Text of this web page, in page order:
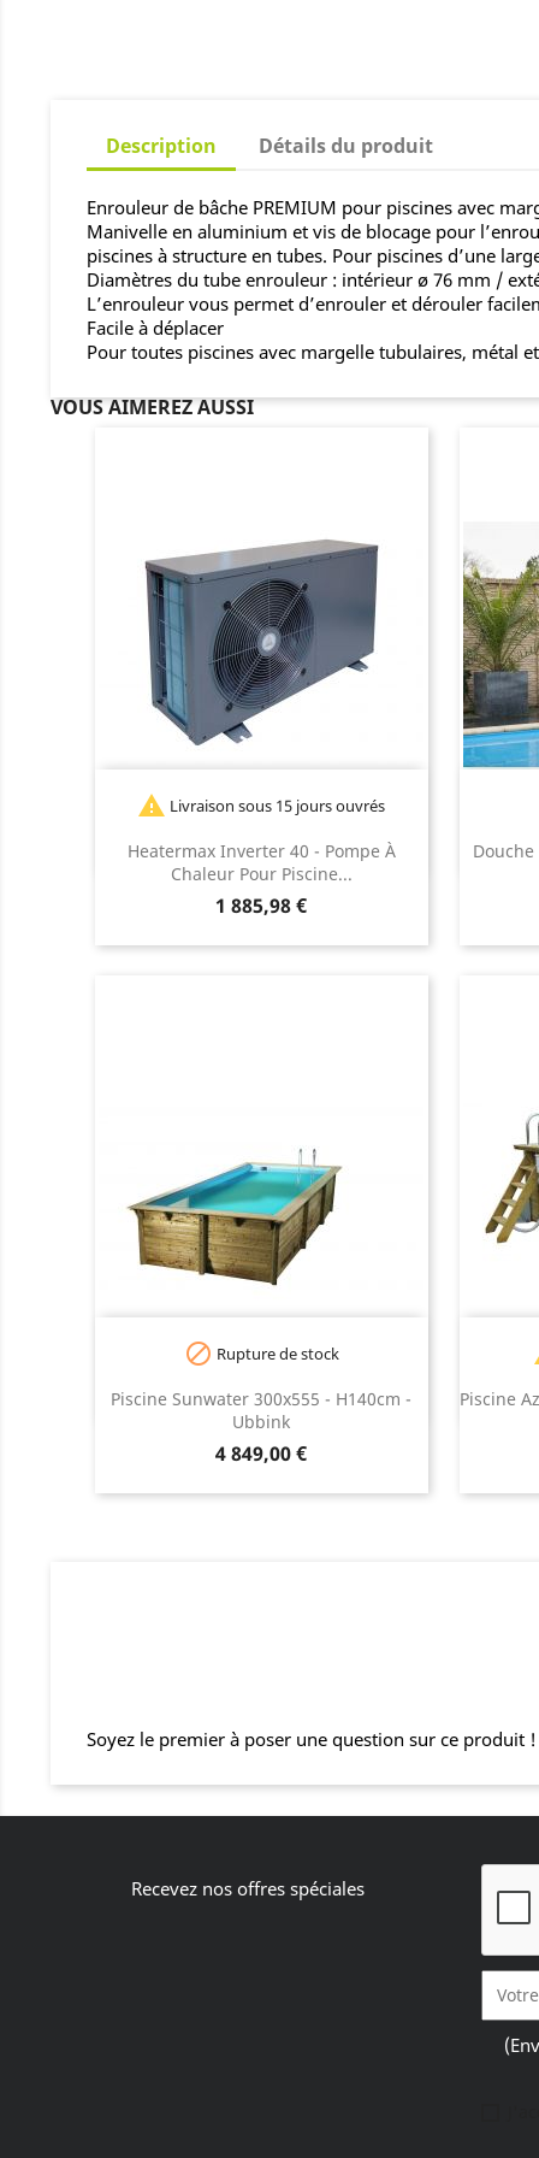
Description Détails du produit
Enrouleur de bâche PREMIUM pour piscines avec
Manivelle en aluminium et vis de blocage pour
piscines à structure en tubes. Pour piscines d’une
Diamètres du tube enrouleur : intérieur ø 76 mm /
L’enrouleur vous permet d’enrouler et dérouler
Facile à déplacer
Pour toutes piscines avec margelle tubulaires, métal
VOUS AIMEREZ AUSSI
Heatermax Inverter 40 - Pompe À
Chaleur Pour Piscine...
Prix
1 885,98 €
 Livraison sous 15 jours ouvrés
Piscine Sunwater 300x555 - H140cm -
Ubbink
Prix
4 849,00 €
 Rupture de stock
Beige Bleu Piscine
Soyez le premier à poser une question sur ce produit !
Recevez nos offres spéciales